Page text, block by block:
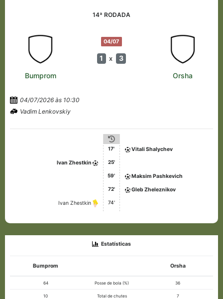
14ª RODADA
04/07
1 x 3
Bumprom Orsha
04/07/2026 às 10:30
Vadim Lenkovskiy
17' Vitali Shalychev
Ivan Zhestkin 25'
59' Maksim Pashkevich
72' Gleb Zheleznikov
Ivan Zhestkin 74'
Estatísticas
Bumprom Orsha
64 Posse de bola (%) 36
10 Total de chutes 7